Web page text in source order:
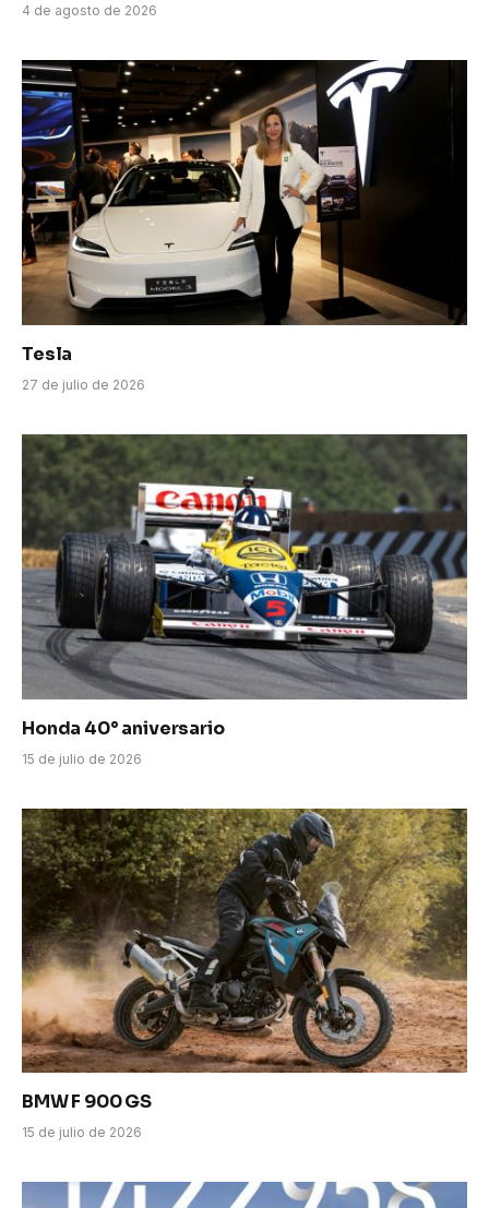
4 de agosto de 2026
Tesla
27 de julio de 2026
Honda 40° aniversario
15 de julio de 2026
BMW F 900 GS
15 de julio de 2026